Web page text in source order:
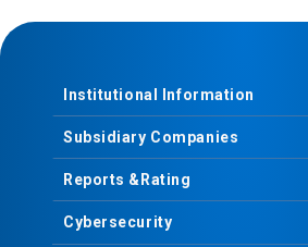
Institutional Information
Subsidiary Companies
Reports & Rating
Cybersecurity